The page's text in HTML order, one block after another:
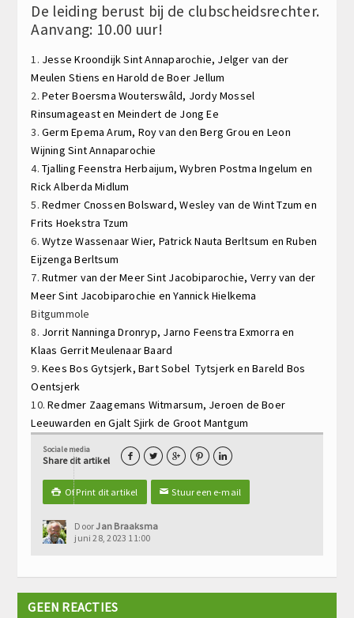
De leiding berust bij de clubscheidsrechter.
Aanvang: 10.00 uur!
1. Jesse KroondijkSint Annaparochie, Jelger van der
Meulen Stiens en Harold de Boer Jellum
2.Peter Boersma Wouterswâld, Jordy Mossel
Rinsumageast en Meindert de JongEe
3.Germ EpemaArum, Roy van den BergGrou en Leon
WijningSint Annaparochie
4.Tjalling Feenstra Herbaijum,Wybren PostmaIngelum en
Rick AlberdaMidlum
5.Redmer CnossenBolsward,Wesley van de WintTzum en
Frits Hoekstra Tzum
6.Wytze WassenaarWier, Patrick Nauta Berltsum enRuben
EijzengaBerltsum
7.Rutmer van der MeerSint Jacobiparochie, Verry van der
MeerSint Jacobiparochie enYannick Hielkema
Bitgummole
8. Jorrit NanningaDronryp, Jarno FeenstraExmorra en
Klaas Gerrit MeulenaarBaard
9.Kees Bos Gytsjerk,Bart Sobel Tytsjerk enBareld Bos
Oentsjerk
10.Redmer Zaagemans Witmarsum, Jeroen de Boer
Leeuwarden enGjalt Sjirk de Groot Mantgum
Sociale media
Share dit artikel     
 Of Print dit artikel ✉Stuur een e-mail
DoorJan Braaksma
juni 28, 2023 11:00
GEEN REACTIES